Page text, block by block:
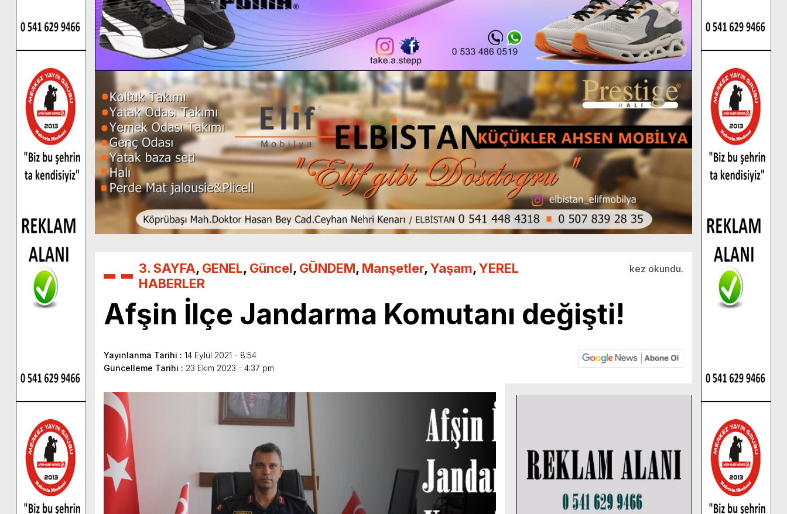
3. SAYFA, GENEL, Güncel, GÜNDEM, Manşetler,Yaşam,YEREL
HABERLER
kez okundu.
Afşin İlçe Jandarma Komutanı değişti!
Yayınlanma Tarihi : 14 Eylül 2021 - 8:54
Güncelleme Tarihi : 23 Ekim 2023 - 4:37 pm